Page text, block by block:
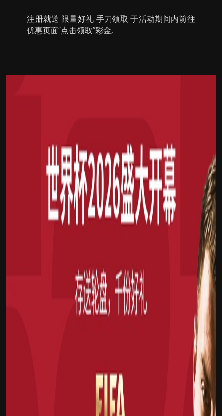
注册就送 限量好礼 手刀领取 于活动期间内前往
优惠页面”点击领取”彩金。